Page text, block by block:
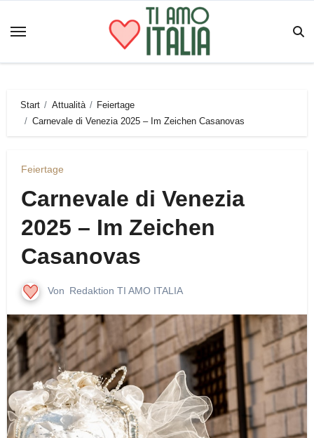
Inhalt
Start Attualità
Feiertage
Carnevale di Venezia 2025 – Im Zeichen Casanovas
Feiertage
Carnevale di Venezia
2025 – Im Zeichen
Casanovas
Von Redaktion TI AMO ITALIA